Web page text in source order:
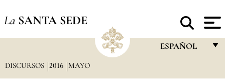
La SANTA SEDE
ESPAÑOL
DISCURSOS 2016 MAYO